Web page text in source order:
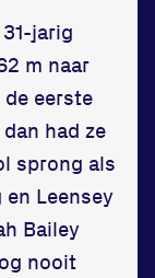
jarig
m naar
eerste
had ze
sprong als
Leensey
Bailey
nooit